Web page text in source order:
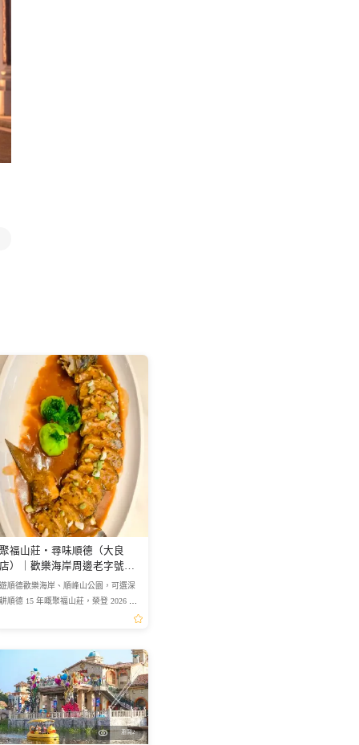
聚福山莊・尋味順德（大良
店）｜歡樂海岸周邊老字號順
德菜攻略
遊順德歡樂海岸、順峰山公園，可選深
耕順德 15 年嘅聚福山莊，榮登 2026 必
吃榜，人均僅 ¥103，性價比極高。早茶
瀏覽2